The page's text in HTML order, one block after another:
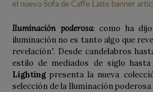
Iluminación poderosa: como ha
iluminación no es tanto algo que
revelación”. Desde candelabros
estilo de mediados de siglo
Lighting presenta la nueva
selección de la Iluminación